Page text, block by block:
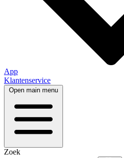
App
Klantenservice
Open main menu
Zoek